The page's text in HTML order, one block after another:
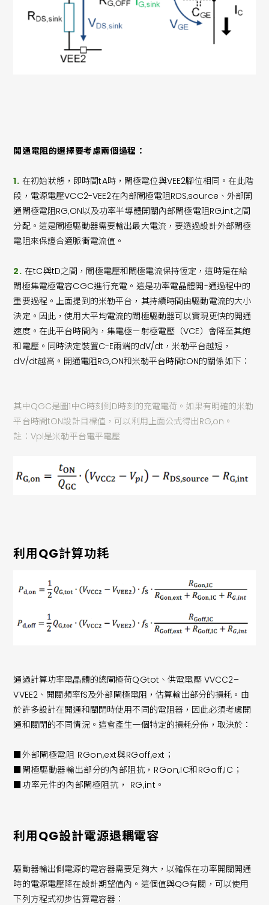
開通電阻的選擇要考慮兩個過程：
1. 在初始狀態，即時間tA時，閘極電位與VEE2腳位相同。在此階
段，電源電壓VCC2-VEE2在內部閘極電阻RDS,source、外部開
通閘極電阻RG,ON以及功率半導體開關內部閘極電阻RG,int之間
分配。這是閘極驅動器需要輸出最大電流，要透過設計外部閘極
電阻來保證合適脈衝電流值。
2. 在tC與tD之間，閘極電壓和閘極電流保持恆定，這時是在給
閘極集電極電容CGC進行充電。這是功率電晶體開-通過程中的
重要過程。上面提到的米勒平台，其持續時間由驅動電流的大小
決定。因此，使用大平均電流的閘極驅動器可以實現更快的開通
速度。在此平台時間內，集電極－射極電壓（VCE）會降至其飽
和電壓。同時決定裝置C-E兩端的dV/dt，米勒平台越短，
dV/dt越高。開通電阻RG,ON和米勒平台時間tON的關係如下：
其中QGC是圖1中C時刻到D時刻的充電電荷。如果有明確的米勒
平台時間tON設計目標值，可以利用上面公式得出RG,on。
註：Vpl是米勒平台電平電壓
利用QG計算功耗
通過計算功率電晶體的總閘極荷QGtot、供電電壓 VVCC2–
VVEE2、開關頻率fS及外部閘極電阻，估算輸出部分的損耗。由
於許多設計在開通和關閉時使用不同的電阻器，因此必須考慮開
通和關閉的不同情況。這會產生一個特定的損耗分佈，取決於：
■外部閘極電阻 RGon,ext與RGoff,ext；
■閘極驅動器輸出部分的內部阻抗，RGon,IC和RGoff,IC；
■功率元件的內部閘極阻抗， RG,int。
利用QG設計電源退耦電容
驅動器輸出側電源的電容器需要足夠大，以確保在功率開關開通
時的電源電壓降在設計期望值內。這個值與QG有關，可以使用
下列方程式初步估算電容器：